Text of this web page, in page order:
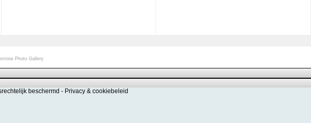
Photo Gallery
beschermd - Privacy & cookiebeleid